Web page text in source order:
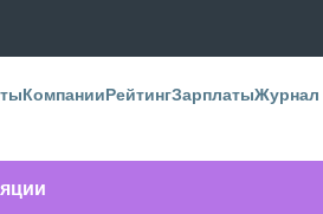
КомпанииРейтингЗарплатыЖурнал